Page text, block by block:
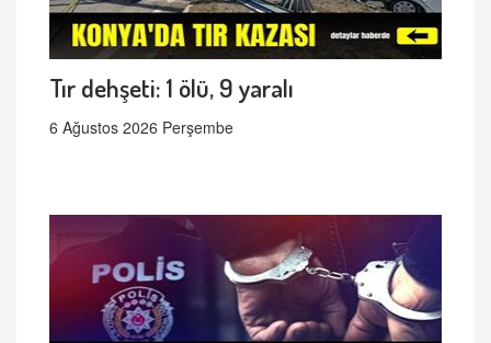
Tır dehşeti: 1 ölü, 9 yaralı
6 Ağustos 2026 Perşembe